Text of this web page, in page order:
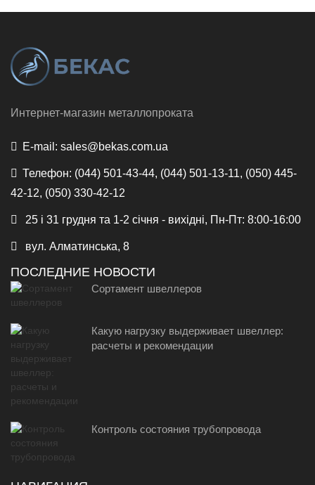
Интернет-магазин металлопроката
E-mail: sales@bekas.com.ua
Телефон: (044) 501-43-44, (044) 501-13-11, (050) 445-
42-12, (050) 330-42-12
25 і 31 грудня та 1-2 січня - вихідні, Пн-Пт: 8:00-16:00
вул. Алматинська, 8
ПОСЛЕДНИЕ НОВОСТИ
Сортамент швеллеров
Какую нагрузку выдерживает швеллер:
расчеты и рекомендации
Контроль состояния трубопровода